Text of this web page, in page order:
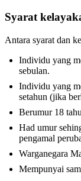
Syarat
Antara syarat dan
Individu yang
sebulan.
Individu yang
setahun (jika
Berumur 18
Had umur
pengamal
Warganegara
Mempunyai